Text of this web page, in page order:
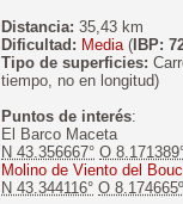
Distancia: 35,43 km
Dificultad: Media( IBP:
Tipo de superficies:
tiempo, no en longitud)
Puntos de interés:
El Barco Maceta
N 43.356667° O
Molino de Viento del
N 43.344116° O 8.174665º